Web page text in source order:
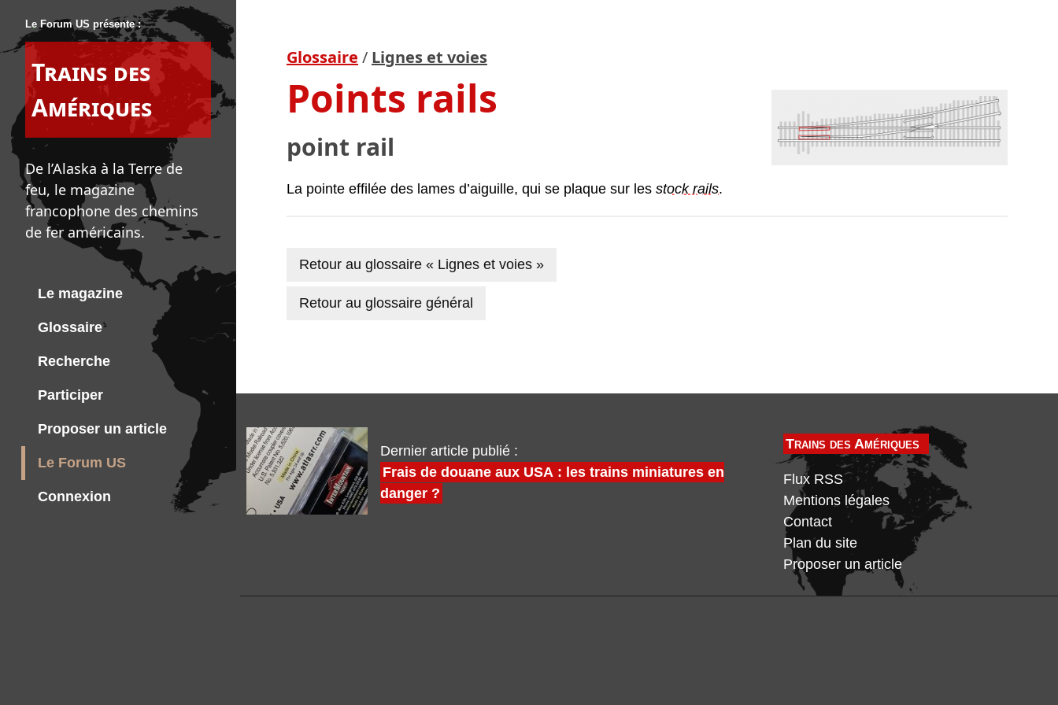
Le Forum US présente :
Trains des
Amériques
De l’Alaska à la Terre de
feu, le magazine
francophone des chemins
de fer américains.
Le magazine
Glossaire
Recherche
Participer
Proposer un article
Le Forum US
Connexion
Glossaire / Lignes et voies
Points rails
point rail
La pointe effilée des lames d’aiguille, qui se plaque sur les stock rails.
Retour au glossaire « Lignes et voies »
Retour au glossaire général
Dernier article publié :
Frais de douane aux USA : les trains miniatures en
danger ?
Trains des Amériques
Flux RSS
Mentions légales
Contact
Plan du site
Proposer un article